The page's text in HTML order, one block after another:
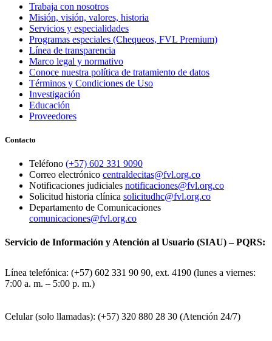
Trabaja con nosotros
Misión, visión, valores, historia
Servicios y especialidades
Programas especiales (Chequeos, FVL Premium)
Línea de transparencia
Marco legal y normativo
Conoce nuestra política de tratamiento de datos
Términos y Condiciones de Uso
Investigación
Educación
Proveedores
Contacto
Teléfono (+57) 602 331 9090
Correo electrónico centraldecitas@fvl.org.co
Notificaciones judiciales notificaciones@fvl.org.co
Solicitud historia clínica solicitudhc@fvl.org.co
Departamento de Comunicaciones
comunicaciones@fvl.org.co
Servicio de Información y Atención al Usuario (SIAU) – PQRS:
Línea telefónica: (+57) 602 331 90 90, ext. 4190 (lunes a viernes:
7:00 a. m. – 5:00 p. m.)
Celular (solo llamadas): (+57) 320 880 28 30 (Atención 24/7)